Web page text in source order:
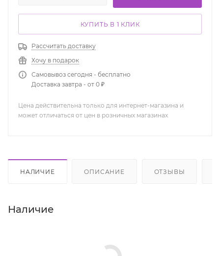
КУПИТЬ В 1 КЛИК
Рассчитать доставку
Хочу в подарок
Самовывоз сегодня - бесплатно
Доставка завтра - от 0 ₽
Цена действительна только для интернет-магазина и
может отличаться от цен в розничных магазинах
НАЛИЧИЕ ОПИСАНИЕ ОТЗЫВЫ
Наличие